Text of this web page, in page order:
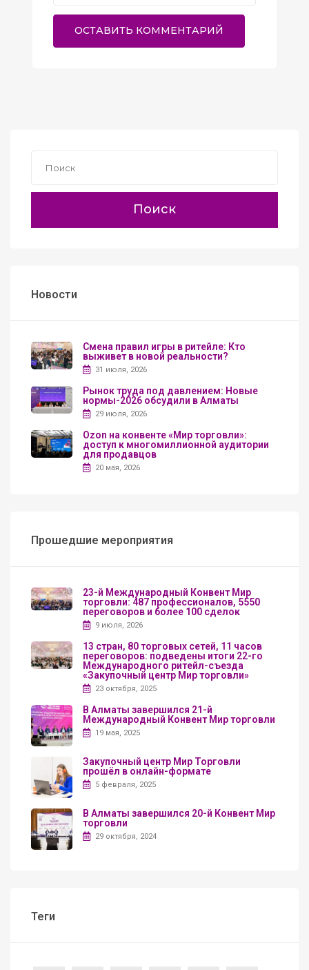
Поиск
Новости
Смена правил игры в ритейле: Кто
выживет в новой реальности?
31 июля, 2026
Рынок труда под давлением: Новые
нормы-2026 обсудили в Алматы
29 июля, 2026
Ozon на конвенте «Мир торговли»:
доступ к многомиллионной аудитории
для продавцов
20 мая, 2026
Прошедшие мероприятия
23-й Международный Конвент Мир
торговли: 487 профессионалов, 5550
переговоров и более 100 сделок
9 июля, 2026
13 стран, 80 торговых сетей, 11 часов
переговоров: подведены итоги 22-го
Международного ритейл-съезда
«Закупочный центр Мир торговли»
23 октября, 2025
В Алматы завершился 21-й
Международный Конвент Мир торговли
19 мая, 2025
Закупочный центр Мир Торговли
прошёл в онлайн-формате
5 февраля, 2025
В Алматы завершился 20-й Конвент Мир
торговли
29 октября, 2024
Теги